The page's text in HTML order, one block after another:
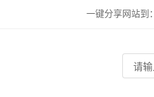
一键分享网站到：